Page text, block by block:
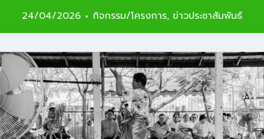
24/04/2026 กิจกรรม/โครงการ, ข่าวประชาสัมพันธ์